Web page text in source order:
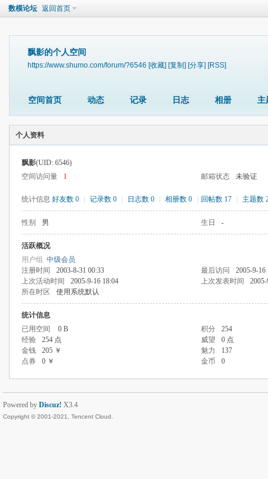
数模论坛 返回首页
飘影的个人空间
https://www.shumo.com/forum/?6546 [收藏] [复制] [分享] [RSS]
空间首页 动态 记录 日志 相册 主
个人资料
飘影(UID: 6546)
空间访问量
1 邮箱状态 未验证
统计信息 好友数 0 记录数 0 日志数 0 相册数 0 回帖数 17 主题数
性别 男 生日 -
活跃概况
用户组 中级会员
注册时间
2003-8-31 00:33 最后访问
2005-9-16
上次活动时间
2005-9-16 18:04 上次发表时间
所在时区
使用系统默认
统计信息
已用空间
0 B 积分
254
经验
254 点 威望
0 点
金钱
205 ￥ 魅力
137
点券
0 ￥ 金币 0
Powered by Discuz! X3.4
Copyright © 2001-2021, Tencent Cloud.